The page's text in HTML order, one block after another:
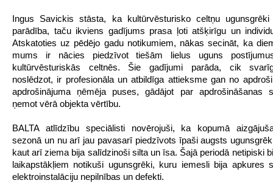
Ingus Savickis stāsta, ka kultūrvēsturisko celtņu
parādība, taču ikviens gadījums prasa ļoti atšķirīgu un
Atskatoties uz pēdējo gadu notikumiem, nākas secināt, ka
mums ir nācies piedzīvot tiešām lielus uguns
kultūrvēsturiskās celtnēs. Šie gadījumi parāda, cik
noslēdzot, ir profesionāla un atbildīga attieksme gan no
apdrošinājuma ņēmēja puses, gādājot par apdrošināšanas
ņemot vērā objekta vērtību.
BALTA atlīdzību speciālisti novērojuši, ka kopumā
sezonā un nu arī jau pavasarī piedzīvots īpaši augsts
kaut arī ziema bija salīdzinoši silta un īsa. Šajā periodā netipiski
laikapstākļiem notikuši ugunsgrēki, kuru iemesli bija apkures
elektroinstalāciju nepilnības un defekti.